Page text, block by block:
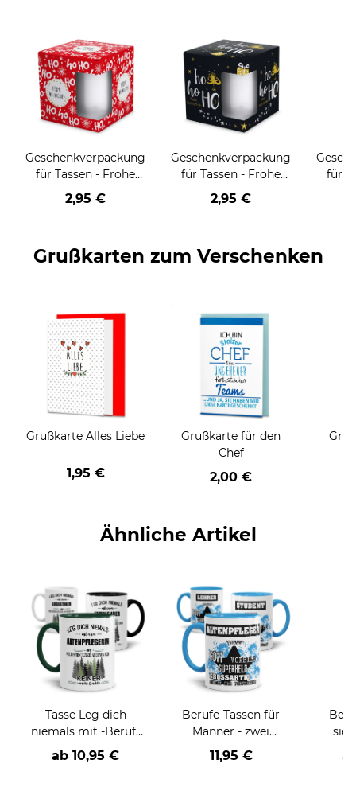
Geschenkverpackung
für Tassen - Frohe
Weihnachten - HO
HO HO - rot
2,95 €
Geschenkverpackung
für Tassen - Frohe
Weihnachten - HO
HO HO - schwarz
2,95 €
für
Grußkarten zum Verschenken
Grußkarte Alles Liebe
1,95 €
Grußkarte für den
Chef
2,00 €
Ähnliche Artikel
Tasse Leg dich
niemals mit -Beruf-
an
ab 10,95 €
Berufe-Tassen für
Männer - zwei
Farbvarianten
11,95 €